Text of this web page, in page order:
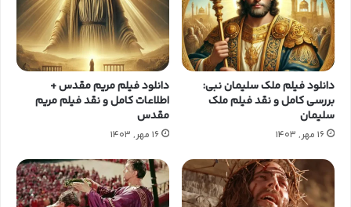
دانلود فیلم ملک سلیمان نبی:
بررسی کامل و نقد فیلم ملک
سلیمان
16 مهر, 1403
دانلود فیلم مریم مقدس +
اطلاعات کامل و نقد فیلم مریم
مقدس
16 مهر, 1403